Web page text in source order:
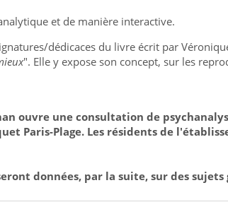
et de manière interactive.
dédicaces du livre écrit par
". Elle y expose son concept, sur les
ouvre une consultation de
Paris-Plage. Les résidents de
données, par la suite, sur des